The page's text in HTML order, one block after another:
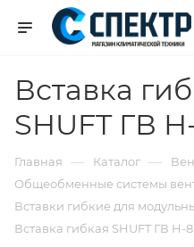
Вставка
SHUFT ГВ
Главная — Каталог —
Общеобменные системы
Вставки гибкие для
Вставка гибкая SHUFT ГВ Н-8